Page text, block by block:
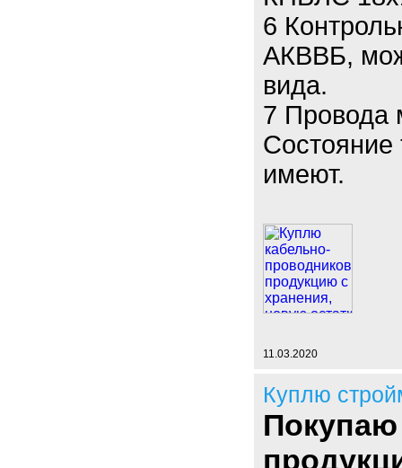
6
АКВВБ,
вида.
7
Состояние
имеют.
11.03.2020
Куплю